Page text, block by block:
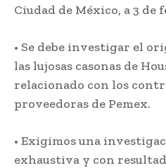
Ciudad de México, a 3 de
• Se debe investigar el
las lujosas casonas de
relacionado con los
proveedoras de Pemex.
• Exigimos una
exhaustiva y con